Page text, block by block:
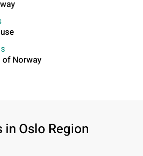
of Norway
Oslo Region